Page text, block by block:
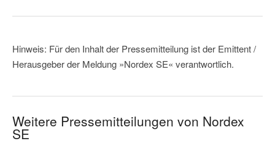
Hinweis: Für den Inhalt der Pressemitteilung ist der Emittent /
Herausgeber der Meldung »Nordex SE« verantwortlich.
Weitere Pressemitteilungen von Nordex
SE